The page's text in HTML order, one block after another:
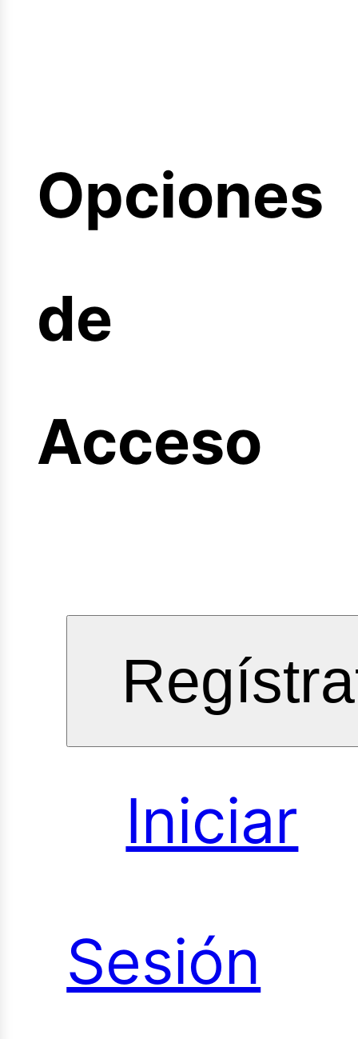
Opciones
de
Acceso
Iniciar
Sesión